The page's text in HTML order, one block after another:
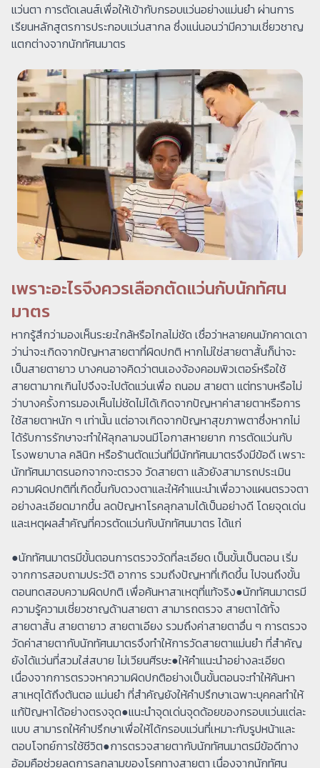
แว่นตา การตัดเลนส์เพื่อให้เข้ากับกรอบแว่นอย่างแม่นยำ ผ่านการ
เรียนหลักสูตรการประกอบแว่นสากล ซึ่งแน่นอนว่ามีความเชี่ยวชาญ
แตกต่างจากนักทัศนมาตร
เพราะอะไรจึงควรเลือกตัดแว่นกับนักทัศน
มาตร
หากรู้สึกว่ามองเห็นระยะใกล้หรือไกลไม่ชัด เชื่อว่าหลายคนมักคาดเดา
ว่าน่าจะเกิดจากปัญหาสายตาที่ผิดปกติ หากไม่ใช่สายตาสั้นก็น่าจะ
เป็นสายตายาว บางคนอาจคิดว่าตนเองจ้องคอมพิวเตอร์หรือใช้
สายตามากเกินไปจึงจะไปตัดแว่นเพื่อ ถนอม สายตา แต่ทราบหรือไม่
ว่าบางครั้งการมองเห็นไม่ชัดไม่ได้เกิดจากปัญหาค่าสายตาหรือการ
ใช้สายตาหนัก ๆ เท่านั้น แต่อาจเกิดจากปัญหาสุขภาพตาซึ่งหากไม่
ได้รับการรักษาจะทำให้ลุกลามจนมีโอกาสหายยาก การตัดแว่นกับ
โรงพยาบาล คลินิก หรือร้านตัดแว่นที่มีนักทัศนมาตรจึงมีข้อดี เพราะ
นักทัศนมาตรนอกจากจะตรวจ วัดสายตา แล้วยังสามารถประเมิน
ความผิดปกติที่เกิดขึ้นกับดวงตาและให้คำแนะนำเพื่อวางแผนตรวจตา
อย่างละเอียดมากขึ้น ลดปัญหาโรคลุกลามได้เป็นอย่างดี โดยจุดเด่น
และเหตุผลสำคัญที่ควรตัดแว่นกับนักทัศนมาตร ได้แก่
●นักทัศนมาตรมีขั้นตอนการตรวจวัดที่ละเอียด เป็นขั้นเป็นตอน เริ่ม
จากการสอบถามประวัติ อาการ รวมถึงปัญหาที่เกิดขึ้น ไปจนถึงขั้น
ตอนทดสอบความผิดปกติ เพื่อค้นหาสาเหตุที่แท้จริง●นักทัศนมาตรมี
ความรู้ความเชี่ยวชาญด้านสายตา สามารถตรวจ สายตาได้ทั้ง
สายตาสั้น สายตายาว สายตาเอียง รวมถึงค่าสายตาอื่น ๆ การตรวจ
วัดค่าสายตากับนักทัศนมาตรจึงทำให้การวัดสายตาแม่นยำ ที่สำคัญ
ยังได้แว่นที่สวมใส่สบาย ไม่เวียนศีรษะ●ให้คำแนะนำอย่างละเอียด
เนื่องจากการตรวจหาความผิดปกติอย่างเป็นขั้นตอนจะทำให้ค้นหา
สาเหตุได้ถึงต้นตอ แม่นยำ ที่สำคัญยังให้คำปรึกษาเฉพาะบุคคลทำให้
แก้ปัญหาได้อย่างตรงจุด●แนะนำจุดเด่นจุดด้อยของกรอบแว่นแต่ละ
แบบ สามารถให้คำปรึกษาเพื่อให้ได้กรอบแว่นที่เหมาะกับรูปหน้าและ
ตอบโจทย์การใช้ชีวิต●การตรวจสายตากับนักทัศนมาตรมีข้อดีทาง
อ้อมคือช่วยลดการลุกลามของโรคทางสายตา เนื่องจากนักทัศน